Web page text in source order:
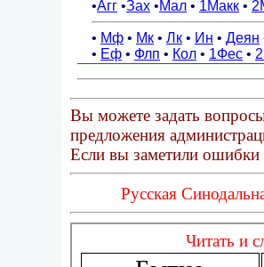
Вы можете задать
предложения
Если вы заметили ошибки
Русская